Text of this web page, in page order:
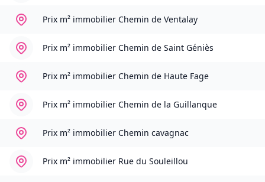
Prix m² immobilier Chemin de Ventalay
Prix m² immobilier Chemin de Saint Géniès
Prix m² immobilier Chemin de Haute Fage
Prix m² immobilier Chemin de la Guillanque
Prix m² immobilier Chemin cavagnac
Prix m² immobilier Rue du Souleillou